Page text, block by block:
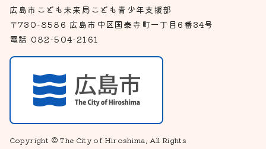
広島市こども未来局こども青少年支援部
〒730-8586 広島市中区国泰寺町一丁目6番34号
電話 082-504-2161
Copyright © The City of Hiroshima. All Rights